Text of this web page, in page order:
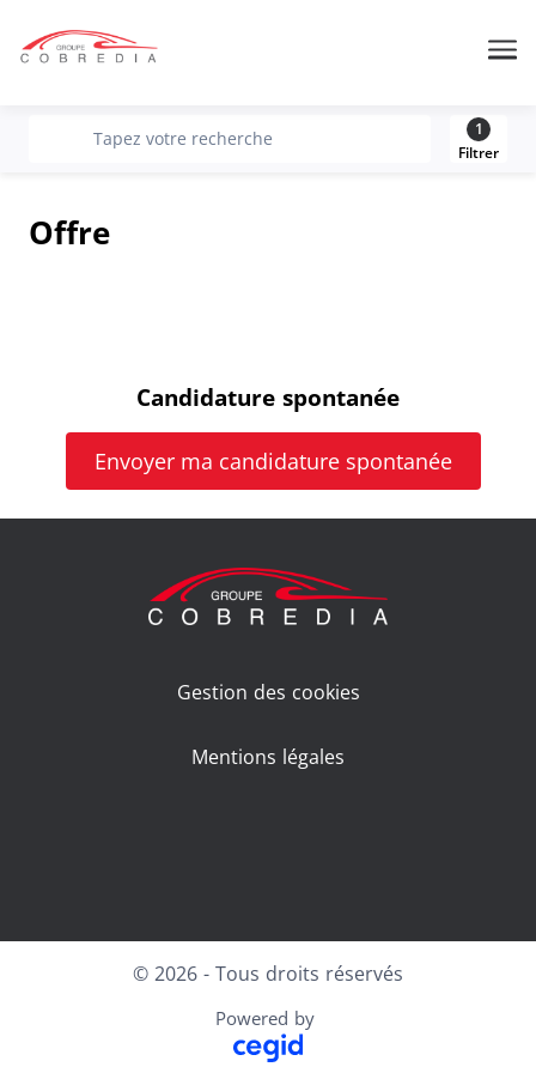
recherche
Tapez votre recherche
1
Filtrer
Offre
Candidature spontanée
Envoyer ma candidature spontanée
Gestion des cookies
Mentions légales
© 2026 - Tous droits réservés
Powered by